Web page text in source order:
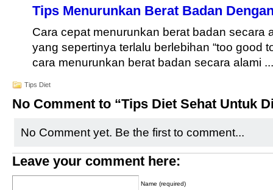
Tips Menurunkan Berat Badan
Cara cepat menurunkan berat badan secara
yang sepertinya terlalu berlebihan “too good
cara menurunkan berat badan secara alami ...
Tips Diet
No Comment to “Tips Diet Sehat Untuk
No Comment yet. Be the first to comment...
Leave your comment here:
Name (required)